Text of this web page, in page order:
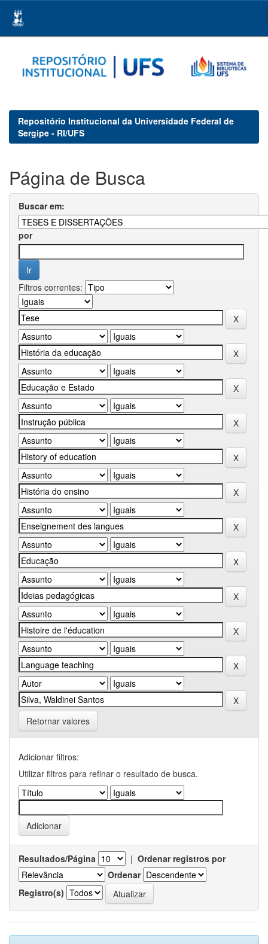
navigation
Repositório Institucional da Universidade Federal de
Sergipe - RI/UFS
Página de Busca
Buscar em:
por
Filtros correntes:
Retornar valores
Adicionar filtros:
Utilizar filtros para refinar o resultado de busca.
Resultados/Página | Ordenar registros por
Ordenar
Registro(s)